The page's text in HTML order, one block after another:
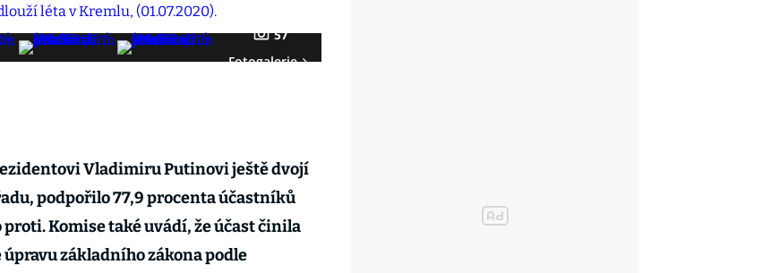
57
Fotogalerie
Vladimiru Putinovi ještě dvojí
podpořilo 77,9 procenta účastníků
Komise také uvádí, že účast činila
základního zákona podle